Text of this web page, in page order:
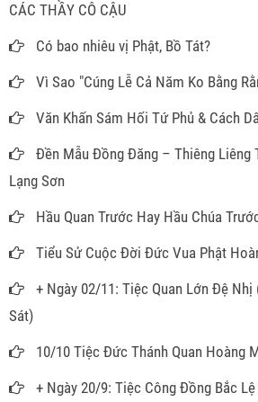
CÁC THẦY CÔ CẬU
Có bao nhiêu vị Phật, Bồ Tát?
Vì Sao "Cúng Lễ Cả Năm Ko Bằng
Văn Khấn Sám Hối Tứ Phủ & Cách
Đền Mẫu Đồng Đăng – Thiêng Liêng
Lạng Sơn
Hầu Quan Trước Hay Hầu Chúa
Tiểu Sử Cuộc Đời Đức Vua Phật
+ Ngày 02/11: Tiệc Quan Lớn Đệ Nhị (Quan Thanh Tra Giám
Sát)
10/10 Tiệc Đức Thánh Quan Hoàng
+ Ngày 20/9: Tiệc Công Đồng Bắc